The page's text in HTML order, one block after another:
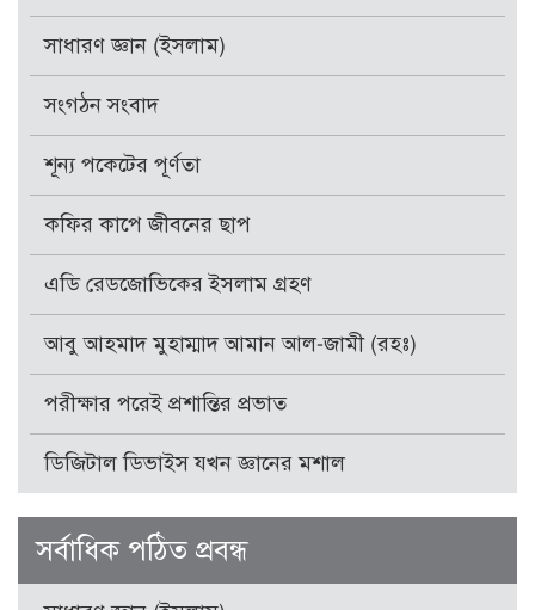
সাধারণ জ্ঞান (ইসলাম)
সংগঠন সংবাদ
শূন্য পকেটের পূর্ণতা
কফির কাপে জীবনের ছাপ
এডি রেডজোভিকের ইসলাম গ্রহণ
আবু আহমাদ মুহাম্মাদ আমান আল-জামী (রহঃ)
পরীক্ষার পরেই প্রশান্তির প্রভাত
ডিজিটাল ডিভাইস যখন জ্ঞানের মশাল
সর্বাধিক পঠিত প্রবন্ধ